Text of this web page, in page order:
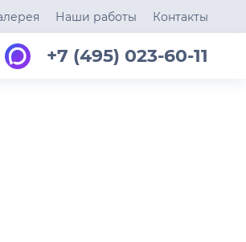
Наши работы Контакты
+7 (495) 023-60-11